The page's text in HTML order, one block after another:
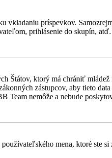
vkladaniu príspevkov.
prihlásenie do skupín,
Štátov, ktorý má chrániť
zástupcov, aby tieto
Team nemôže a nebude
mena, ktoré